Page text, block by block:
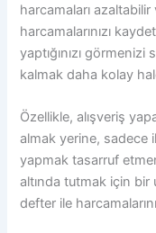
harcamaları
harcamalarınızı
yaptığınızı
kalmak daha kolay
Özellikle, alışveriş
almak yerine, sadece
yapmak tasarruf
altında tutmak için
defter ile